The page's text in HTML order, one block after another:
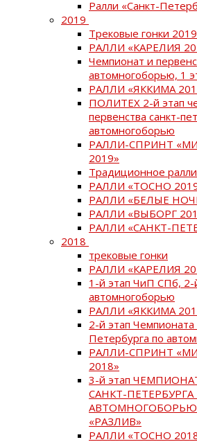
Ралли «Санкт-
2019
Трековые гонки
РАЛЛИ «КАРЕЛИЯ
Чемпионат и
автомногоборью, 1
РАЛЛИ «ЯККИМА
ПОЛИТЕХ 2-й этап
первенства санкт-
автомногоборью
РАЛЛИ-СПРИНТ
2019»
Традиционное
РАЛЛИ «ТОСНО
РАЛЛИ «БЕЛЫЕ
РАЛЛИ «ВЫБОРГ
РАЛЛИ «САНКТ-
2018
трековые гонки
РАЛЛИ «КАРЕЛИЯ
1-й этап ЧиП СПб,
автомногоборью
РАЛЛИ «ЯККИМА
2-й этап
Петербурга по
РАЛЛИ-СПРИНТ
2018»
3-й этап
САНКТ-
АВТОМНОГОБОРЬЮ
«РАЗЛИВ»
РАЛЛИ «ТОСНО